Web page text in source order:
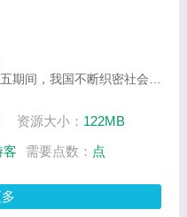
期间，我国不断织密社会保
下。
造了世界上最大的社会保障
障的类型、意义及我国完善社
。
资源大小： 122MB
客 需要点数： 点